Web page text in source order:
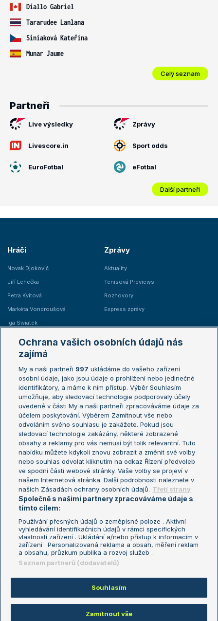
Diallo Gabriel
Tararudee Lanlana
Siniaková Kateřina
Munar Jaume
Celý seznam
Partneři
Live výsledky Zprávy
Livescore.in Sport odds
EuroFotbal eFotbal
Další partneři
Hráči
Novak Djokovič
Jiří Lehečka
Petra Kvitová
Markéta Vondroušová
Iga Swiatek
Zprávy
Aktuality
Tenisová Previews
Rozhovory
Express zprávy
Žebříčky
Žebříček ATP (muži)
Žebříček WTA (ženy)
Sázkařský žebříček
Australian Open
French Open
Wimbledon
US Open
Turnaj mistrů
Turnaj mistryň
Aktualní trendy
Fotbalové přestupy
Livesport Daily
LS Prague Open
Podmínky užití
Nastavení soukromí
GDPR a žurnalistika
Reklama
Kontakt
Informace o zpracování osobních
údajů
Copyright © 2008-2026 TenisPortal.cz. Využíváme zpravodajství ČTK.
Ochrana vašich osobních údajů nás
zajímá
My a naši partneři 997 ukládáme do vašeho zařízení
osobní údaje, jako jsou údaje o prohlížení nebo jedinečné
identifikátory, a máme k nim přístup. Výběr Souhlasím
umožňuje, aby sledovací technologie podporovaly účely
uvedené v části My a naši partneři zpracováváme údaje za
účelem poskytování. Výběrem Zamítnout vše nebo
odvoláním svého souhlasu je zakážete. Pokud jsou
sledovací technologie zakázány, některé zobrazené
obsahy a reklamy pro vás nemusí být tolik relevantní. Tuto
nabídku můžete kdykoli znovu zobrazit a změnit své volby
nebo souhlas odvolat kliknutím na odkaz Řízení předvoleb
ve spodní části webové stránky. Vaše volby se projeví v
našem Internetová stránka. Další podrobnosti naleznete v
našich Zásadách ochrany osobních údajů. Třetí strany
Společně s našimi partnery zpracováváme údaje s
tímto cílem:
Používání přesných údajů o zeměpisné poloze . Aktivní
vyhledávání identifikačních údajů v rámci specifických
vlastností zařízení . Ukládání a/nebo přístup k informacím v
zařízení . Personalizovaná reklama a obsah, měření reklam
a obsahu, průzkum publika a rozvoj služeb .
Seznam partnerů (dodavatelů)
Souhlasím
Zamítnout vše